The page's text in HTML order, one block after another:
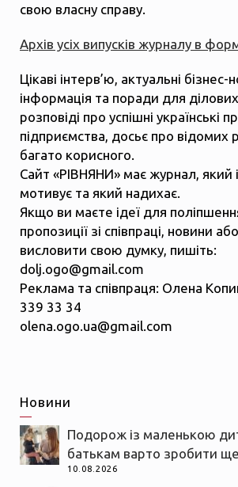
свою власну справу.
Архів усіх випусків журналу в
Цікаві інтерв’ю, актуальні
інформація та поради для
розповіді про успішні українські
підприємства, досьє про відомих
багато корисного.
Сайт «РІВНЯНИ» має журнал, який
мотивує та який надихає.
Якщо ви маєте ідеї для
пропозиції зі співпраці, новини
висловити свою думку, пишіть:
dolj.ogo@gmail.com
Реклама та співпраця: Олена
339 33 34
olena.ogo.ua@gmail.com
Новини
Подорож із маленькою
батькам варто зробити
10.08.2026